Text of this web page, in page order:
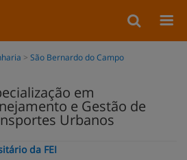
São Bernardo do Campo
em
e Gestão de
Urbanos
da FEI